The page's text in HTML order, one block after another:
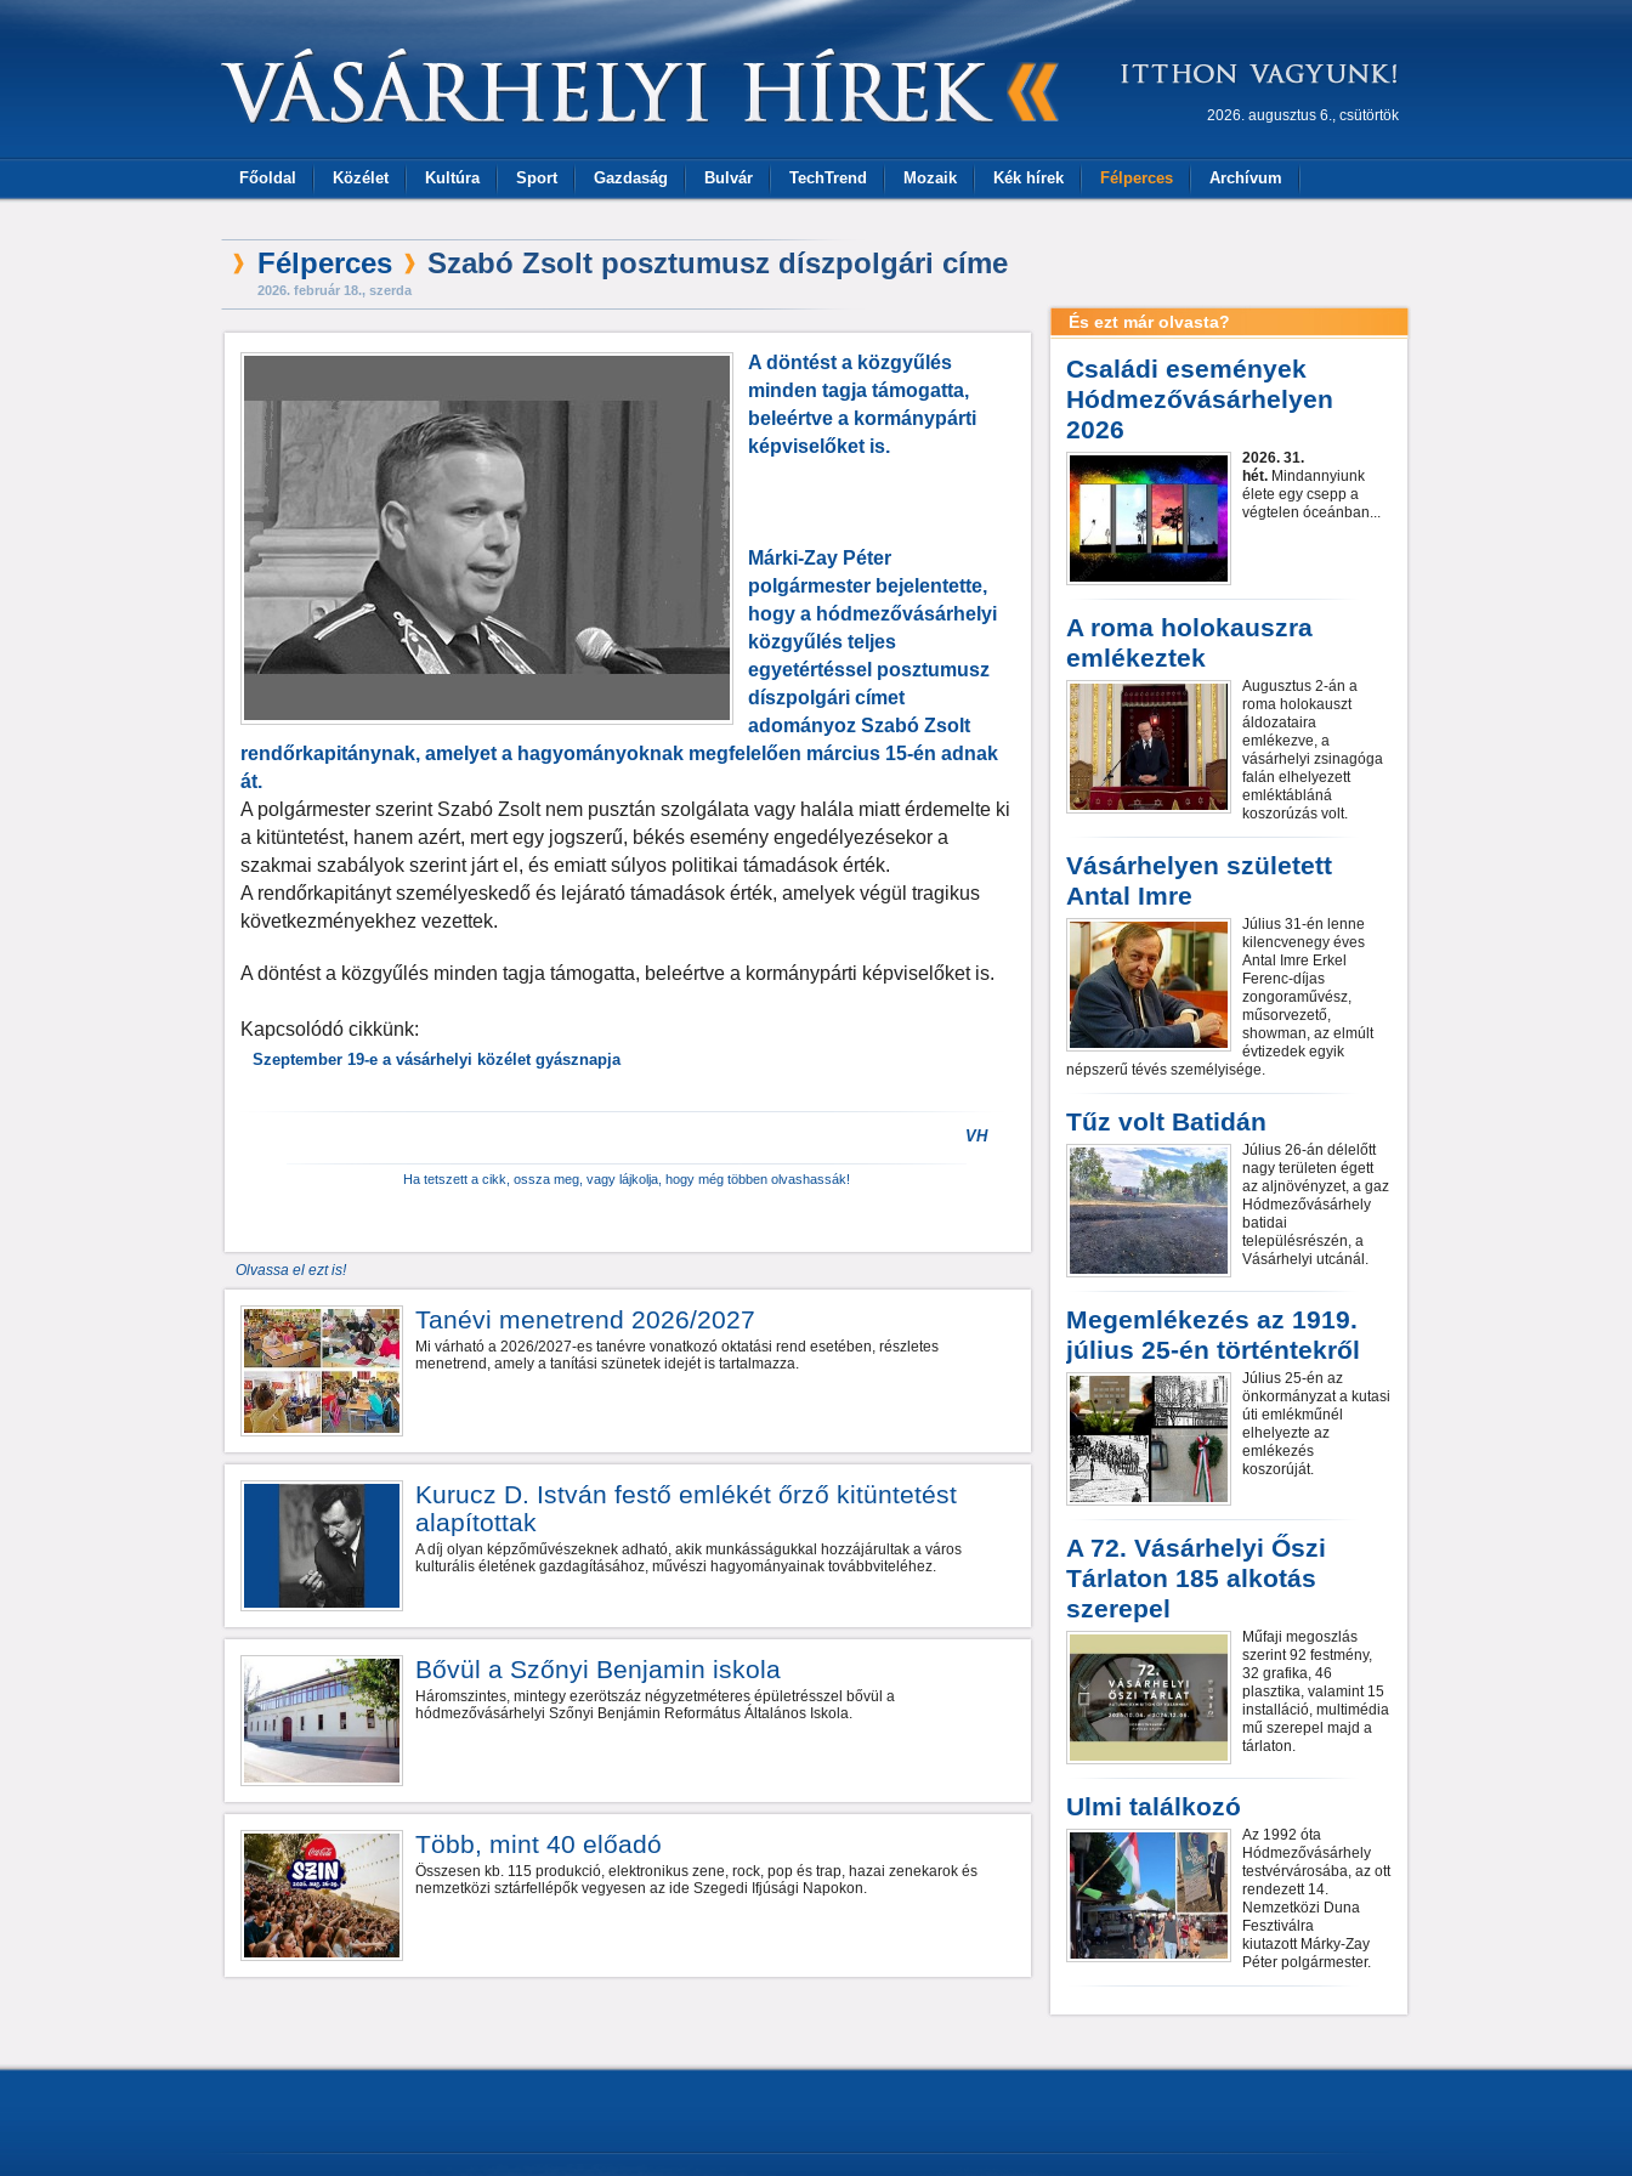
2026. augusztus 6., csütörtök
Főoldal Közélet Kultúra Sport Gazdaság Bulvár TechTrend Mozaik Kék hírek Félperces Archívum
Félperces Szabó Zsolt posztumusz díszpolgári címe
2026. február 18., szerda
A döntést a közgyűlés
minden tagja támogatta,
beleértve a kormánypárti
képviselőket is.
Márki-Zay Péter
polgármester bejelentette,
hogy a hódmezővásárhelyi
közgyűlés teljes
egyetértéssel posztumusz
díszpolgári címet
adományoz Szabó Zsolt
rendőrkapitánynak, amelyet a hagyományoknak megfelelően március 15-én adnak
át.
A polgármester szerint Szabó Zsolt nem pusztán szolgálata vagy halála miatt érdemelte ki
a kitüntetést, hanem azért, mert egy jogszerű, békés esemény engedélyezésekor a
szakmai szabályok szerint járt el, és emiatt súlyos politikai támadások érték.
A rendőrkapitányt személyeskedő és lejárató támadások érték, amelyek végül tragikus
következményekhez vezettek.
A döntést a közgyűlés minden tagja támogatta, beleértve a kormánypárti képviselőket is.
Kapcsolódó cikkünk:
Szeptember 19-e a vásárhelyi közélet gyásznapja
VH
Ha tetszett a cikk, ossza meg, vagy lájkolja, hogy még többen olvashassák!
Olvassa el ezt is!
Tanévi menetrend 2026/2027
Mi várható a 2026/2027-es tanévre vonatkozó oktatási rend esetében, részletes
menetrend, amely a tanítási szünetek idejét is tartalmazza.
Kurucz D. István festő emlékét őrző kitüntetést
alapítottak
A díj olyan képzőművészeknek adható, akik munkásságukkal hozzájárultak a város
kulturális életének gazdagításához, művészi hagyományainak továbbviteléhez.
Bővül a Szőnyi Benjamin iskola
Háromszintes, mintegy ezerötszáz négyzetméteres épületrésszel bővül a
hódmezővásárhelyi Szőnyi Benjámin Református Általános Iskola.
Több, mint 40 előadó
Összesen kb. 115 produkció, elektronikus zene, rock, pop és trap, hazai zenekarok és
nemzetközi sztárfellépők vegyesen az ide Szegedi Ifjúsági Napokon.
És ezt már olvasta?
Családi események
Hódmezővásárhelyen
2026
2026. 31.
hét. Mindannyiunk
élete egy csepp a
végtelen óceánban...
A roma holokauszra
emlékeztek
Augusztus 2-án a
roma holokauszt
áldozataira
emlékezve, a
vásárhelyi zsinagóga
falán elhelyezett
emléktábláná
koszorúzás volt.
Vásárhelyen született
Antal Imre
Július 31-én lenne
kilencvenegy éves
Antal Imre Erkel
Ferenc-díjas
zongoraművész,
műsorvezető,
showman, az elmúlt
évtizedek egyik
népszerű tévés személyisége.
Tűz volt Batidán
Július 26-án délelőtt
nagy területen égett
az aljnövényzet, a gaz
Hódmezővásárhely
batidai
településrészén, a
Vásárhelyi utcánál.
Megemlékezés az 1919.
július 25-én történtekről
Július 25-én az
önkormányzat a kutasi
úti emlékműnél
elhelyezte az
emlékezés
koszorúját.
A 72. Vásárhelyi Őszi
Tárlaton 185 alkotás
szerepel
Műfaji megoszlás
szerint 92 festmény,
32 grafika, 46
plasztika, valamint 15
installáció, multimédia
mű szerepel majd a
tárlaton.
Ulmi találkozó
Az 1992 óta
Hódmezővásárhely
testvérvárosába, az ott
rendezett 14.
Nemzetközi Duna
Fesztiválra
kiutazott Márky-Zay
Péter polgármester.